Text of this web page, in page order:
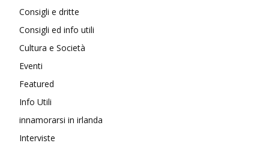
Consigli e dritte
Consigli ed info utili
Cultura e Società
Eventi
Featured
Info Utili
innamorarsi in irlanda
Interviste